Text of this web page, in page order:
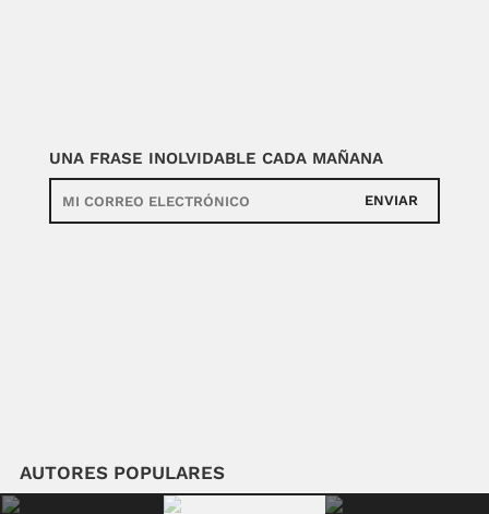
UNA FRASE INOLVIDABLE CADA MAÑANA
ENVIAR
AUTORES POPULARES